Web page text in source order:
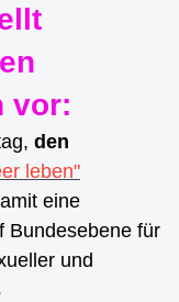
vor:
den
leben"
eine
Bundesebene für
und